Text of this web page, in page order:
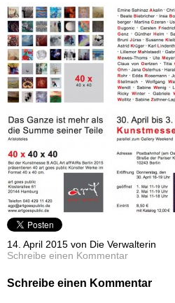
14. April 2015 von Die Verwalterin
Schreibe einen Kommentar
Schreibe einen Kommentar